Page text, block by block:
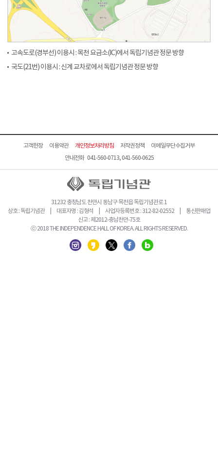
고속도로(경부선) 이용시 : 목천 요금소(IC)에서 독립기념관 정문 방향
국도(21번) 이용시 : 신계 교차로에서 독립기념관 정문 방향
고객헌장 이용약관 개인정보처리방침 저작권정책
이메일무단수집거부
안내전화 041-560-0713, 041-560-0625
31232 충청남도 천안시 동남구 목천읍 독립기념관로 1
상호 : 독립기념관 | 대표자명 : 김형석 | 사업자등록번호 : 312-82-02552 | 통신판매업
신고 : 제2012-충남천안-75호
ⓒ 2018 THE INDEPENDENCE HALL OF KOREA. ALL RIGHTS RESERVED.